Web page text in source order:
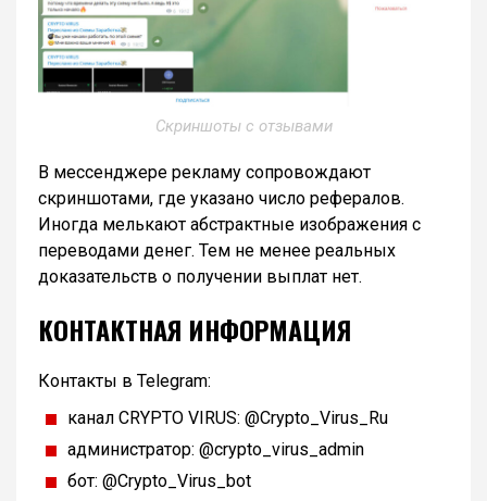
Скриншоты с отзывами
В мессенджере рекламу сопровождают
скриншотами, где указано число рефералов.
Иногда мелькают абстрактные изображения с
переводами денег. Тем не менее реальных
доказательств о получении выплат нет.
КОНТАКТНАЯ ИНФОРМАЦИЯ
Контакты в Telegram:
канал CRYPTO VIRUS: @Crypto_Virus_Ru
администратор: @crypto_virus_admin
бот: @Crypto_Virus_bot